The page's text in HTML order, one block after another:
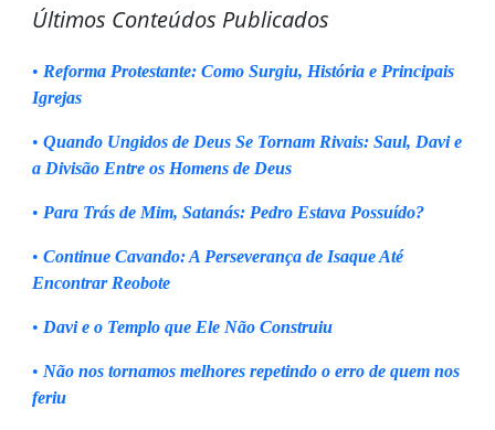
Últimos Conteúdos Publicados
• Reforma Protestante: Como Surgiu, História e Principais
Igrejas
• Quando Ungidos de Deus Se Tornam Rivais: Saul, Davi e
a Divisão Entre os Homens de Deus
• Para Trás de Mim, Satanás: Pedro Estava Possuído?
• Continue Cavando: A Perseverança de Isaque Até
Encontrar Reobote
• Davi e o Templo que Ele Não Construiu
• Não nos tornamos melhores repetindo o erro de quem nos
feriu